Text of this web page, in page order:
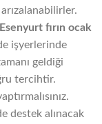
Esenyurt fırın ocak
işyerlerinde
geldiği
tercihtir.
destek alınacak